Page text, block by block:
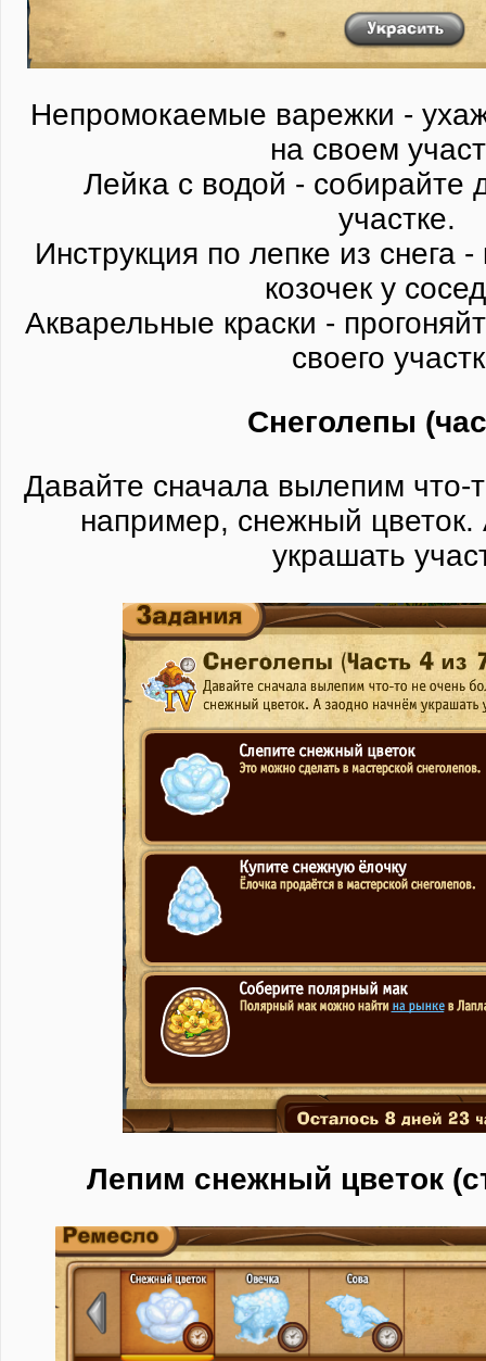
Непромокаемые варежки -
на своем
Лейка с водой - собирайте
участке.
Инструкция по лепке из снега
козочек у
Акварельные краски -
своего
Снеголепы
Давайте сначала вылепим что-
например, снежный
украшать
Лепим снежный цветок